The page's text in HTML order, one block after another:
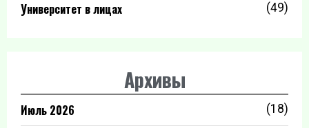
Университет в лицах (49)
Архивы
Июль 2026 (18)